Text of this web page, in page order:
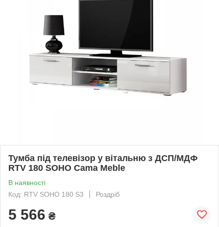
Тумба під телевізор у вітальню з ДСП/МДФ
RTV 180 SOHO Сama Meble
В наявності
Код: RTV SOHO 180 S3
Роздріб
5 566 ₴